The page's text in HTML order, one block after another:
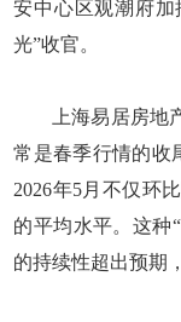
安中心区观潮府加
光”收官。
上海易居房地产
常是春季行情的收
2026年5月不仅环
的平均水平。这种
的持续性超出预期